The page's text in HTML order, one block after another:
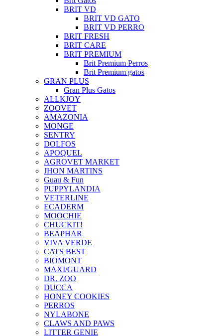
BRIT VD
BRIT VD GATO
BRIT VD PERRO
BRIT FRESH
BRIT CARE
BRIT PREMIUM
Brit Premium Perros
Brit Premium gatos
GRAN PLUS
Gran Plus Gatos
ALLKJOY
ZOOVET
AMAZONIA
MONGE
SENTRY
DOLFOS
APOQUEL
AGROVET MARKET
JHON MARTINS
Guau & Fun
PUPPYLANDIA
VETERLINE
ECADERM
MOOCHIE
CHUCKIT!
BEAPHAR
VIVA VERDE
CATS BEST
BIOMONT
MAXI/GUARD
DR. ZOO
DUCCA
HONEY COOKIES
PERROS
NYLABONE
CLAWS AND PAWS
LITTER GENIE